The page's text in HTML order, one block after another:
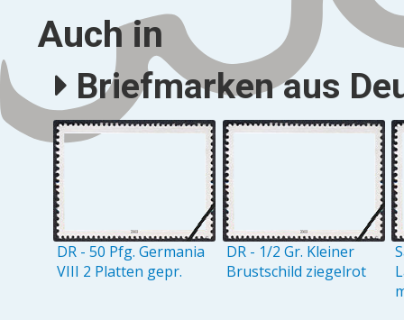
Auch in
Briefmarken aus
DR - 50 Pfg. Germania
VIII 2 Platten gepr.
DR - 1/2 Gr. Kleiner
Brustschild ziegelrot